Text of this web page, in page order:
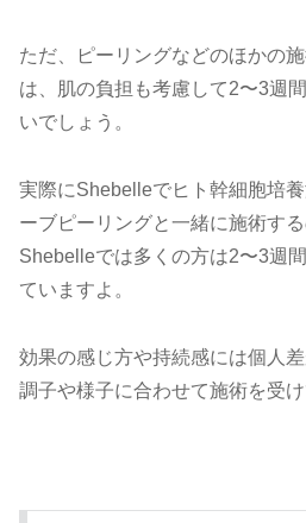
ただ、ピーリングなどのほかの
は、肌の負担も考慮して2〜3週
いでしょう。
実際にShebelleでヒト幹細胞培
ーブピーリングと一緒に施術す
Shebelleでは多くの方は2〜3週
ていますよ。
効果の感じ方や持続感には個人
調子や様子に合わせて施術を受け